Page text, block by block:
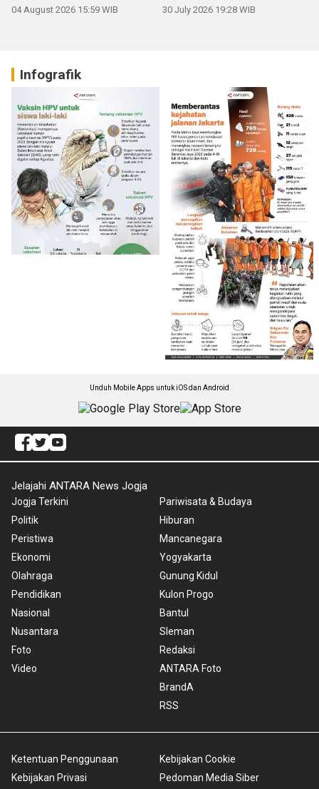
04 August 2026 15:59 WIB 30 July 2026 19:28 WIB
Infografik
Unduh Mobile Apps untuk iOS dan Android
Jelajahi ANTARA News Jogja
Jogja Terkini
Politik
Peristiwa
Ekonomi
Olahraga
Pendidikan
Nasional
Nusantara
Foto
Video
Pariwisata & Budaya
Hiburan
Mancanegara
Yogyakarta
Gunung Kidul
Kulon Progo
Bantul
Sleman
Redaksi
ANTARA Foto
BrandA
RSS
Ketentuan Penggunaan
Kebijakan Privasi
Kebijakan Cookie
Pedoman Media Siber